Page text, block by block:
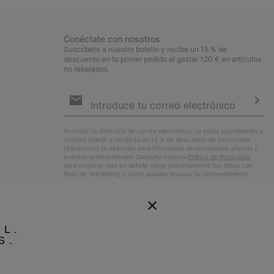
Conéctate con nosotros
Suscríbete a nuestro boletín y recibe un 15 % de
descuento en tu primer pedido al gastar 120 € en artículos
no rebajados.
de
Al enviar tu dirección de correo electrónico, te estás suscribiendo a
nuestro boletín y recibirás un 15 % de descuento de bienvenida.
Utilizaremos tu dirección para informarte de novedades, ofertas y
eventos promocionales. Consulta nuestra
Política de Privacidad
para conocer más en detalle cómo procesaremos tus datos con
fines de ’marketing’ y cómo puedes revocar tu consentimiento.